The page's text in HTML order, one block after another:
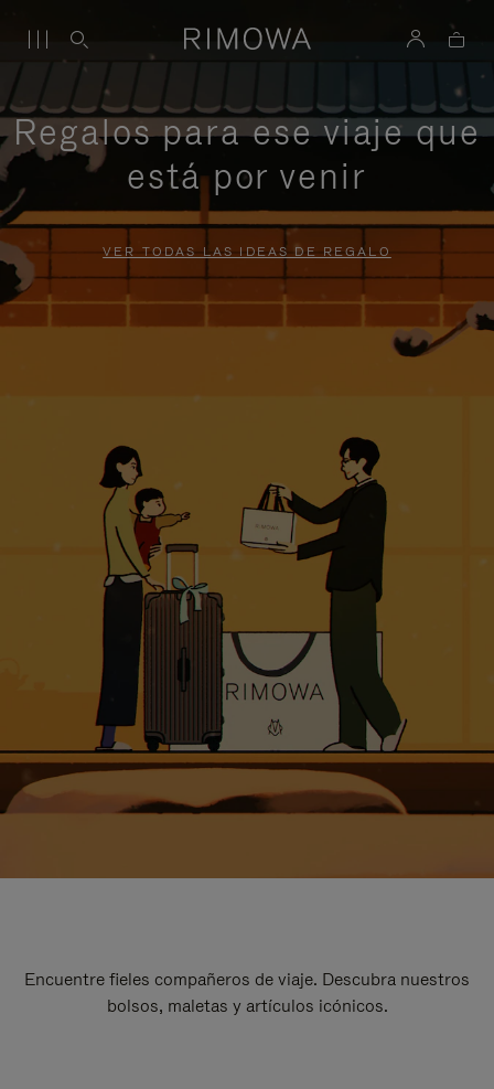
Regalos para ese viaje que
está por venir
VER TODAS LAS IDEAS DE REGALO
Encuentre fieles compañeros de viaje. Descubra nuestros
bolsos, maletas y artículos icónicos.